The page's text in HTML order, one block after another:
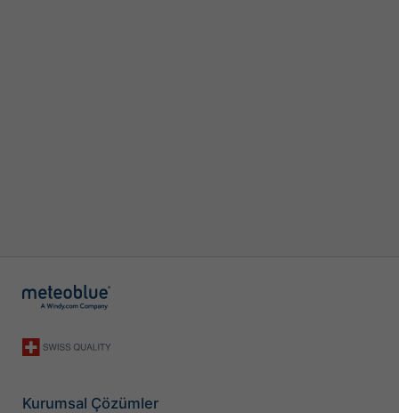
Kurumsal Çözümler